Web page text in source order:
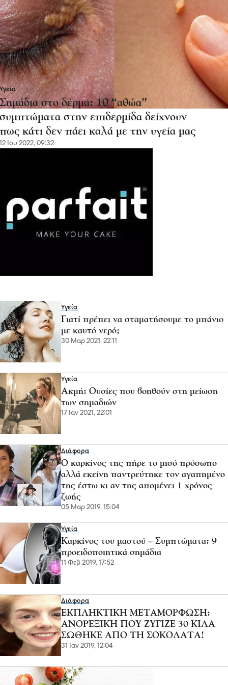
Υγεία
Σημάδια στο δέρμα: 10 “αθώα”
συμπτώματα στην επιδερμίδα δείχνουν
πως κάτι δεν πάει καλά με την υγεία μας
12 Ιου 2022, 09:32
Υγεία
Γιατί πρέπει να σταματήσουμε το μπάνιο
με καυτό νερό;
30 Μαρ 2021, 22:11
Υγεία
Ακμή: Ουσίες που βοηθούν στη μείωση
των σημαδιών
17 Ιαν 2021, 22:01
Διάφορα
Ο καρκίνος της πήρε το μισό πρόσωπο
αλλά εκείνη παντρεύτηκε τον αγαπημένο
της έστω κι αν της απομένει 1 χρόνος
ζωής
05 Μαρ 2019, 15:04
Υγεία
Καρκίνος του μαστού – Συμπτώματα: 9
προειδοποιητικά σημάδια
11 Φεβ 2019, 17:52
Διάφορα
ΕΚΠΛΗΚΤΙΚΗ ΜΕΤΑΜΟΡΦΩΣΗ:
ΑΝΟΡΕΞΙΚΗ ΠΟΥ ΖΥΓΙΖΕ 30 ΚΙΛΑ
ΣΩΘΗΚΕ ΑΠΟ ΤΗ ΣΟΚΟΛΑΤΑ!
31 Ιαν 2019, 12:04